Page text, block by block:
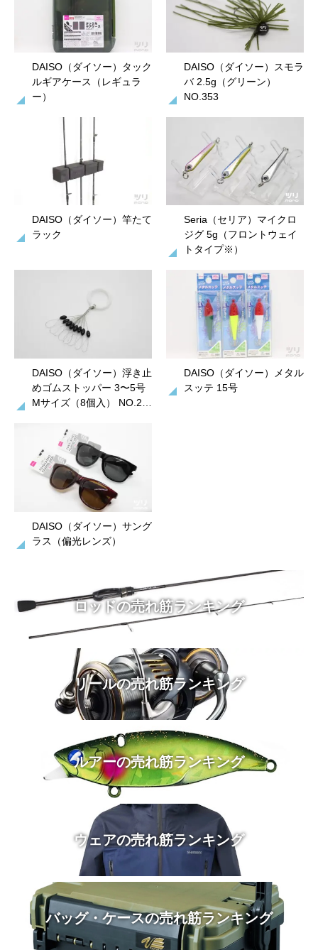
DAISO（ダイソー）タック
ルギアケース（レギュラ
ー）
DAISO（ダイソー）スモラ
バ 2.5g（グリーン）
NO.353
DAISO（ダイソー）竿たて
ラック
Seria（セリア）マイクロ
ジグ 5g（フロントウェイ
トタイプ※）
DAISO（ダイソー）浮き止
めゴムストッパー 3〜5号
Mサイズ（8個入） NO.2…
DAISO（ダイソー）メタル
スッテ 15号
DAISO（ダイソー）サング
ラス（偏光レンズ）
ロッドの売れ筋ランキング
リールの売れ筋ランキング
ルアーの売れ筋ランキング
ウェアの売れ筋ランキング
バッグ・ケースの売れ筋ランキング